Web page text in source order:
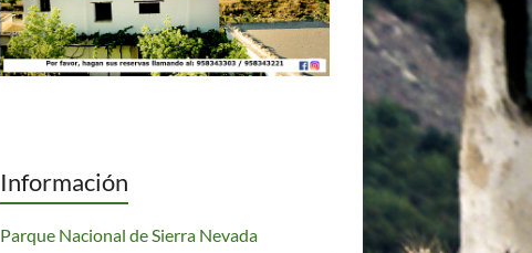
Información
Parque Nacional de Sierra Nevada